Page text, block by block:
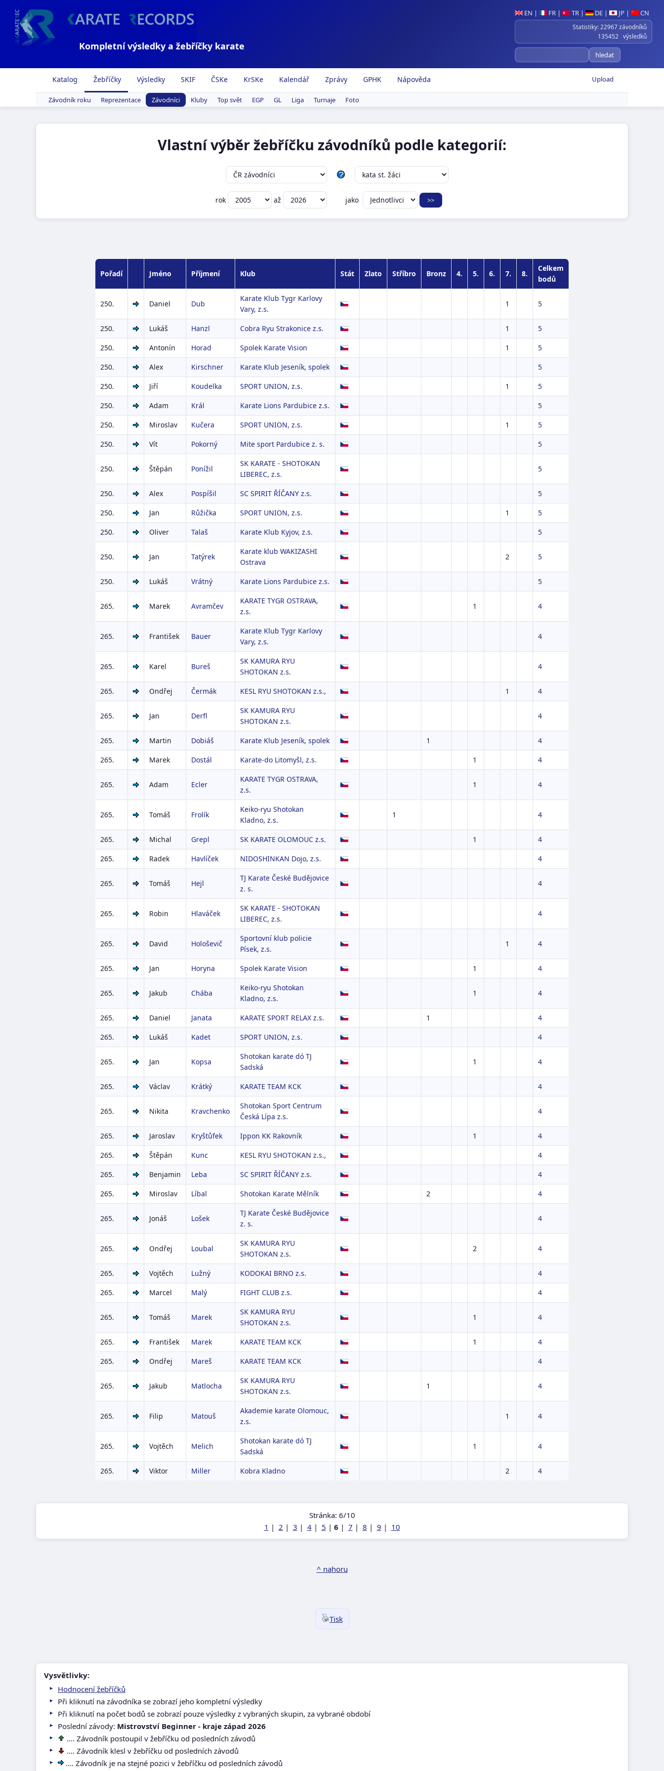
EN | FR | TR | DE | JP | CN
Statistiky: 22967 závodníků
135452 výsledků
Kompletní výsledky a žebříčky karate
Upload
Katalog Žebříčky Výsledky SKIF ČSKe KrSKe Kalendář Zprávy GPHK Nápověda
Závodník roku Reprezentace Závodníci Kluby Top svět EGP GL Liga Turnaje Foto
Vlastní výběr žebříčku závodníků podle kategorií:
rok až jako
Pořadí Jméno Příjmení Klub Stát Zlato Stříbro Bronz 4. 5. 6. 7. 8.
Celkem
bodů
250. Daniel Dub
Karate Klub Tygr Karlovy
Vary, z.s.
1 5
250. Lukáš Hanzl Cobra Ryu Strakonice z.s. 1 5
250. Antonín Horad Spolek Karate Vision 1 5
250. Alex Kirschner Karate Klub Jeseník, spolek 5
250. Jiří Koudelka SPORT UNION, z.s. 1 5
250. Adam Král Karate Lions Pardubice z.s. 5
250. Miroslav Kučera SPORT UNION, z.s. 1 5
250. Vít Pokorný Mite sport Pardubice z. s. 5
250. Štěpán Ponížil
SK KARATE - SHOTOKAN
LIBEREC, z.s.
5
250. Alex Pospíšil SC SPIRIT ŘÍČANY z.s. 5
250. Jan Růžička SPORT UNION, z.s. 1 5
250. Oliver Talaš Karate Klub Kyjov, z.s. 5
250. Jan Tatýrek
Karate klub WAKIZASHI
Ostrava
2 5
250. Lukáš Vrátný Karate Lions Pardubice z.s. 5
265. Marek Avramčev
KARATE TYGR OSTRAVA,
z.s.
1 4
265. František Bauer
Karate Klub Tygr Karlovy
Vary, z.s.
4
265. Karel Bureš
SK KAMURA RYU
SHOTOKAN z.s.
4
265. Ondřej Čermák KESL RYU SHOTOKAN z.s., 1 4
265. Jan Derfl
SK KAMURA RYU
SHOTOKAN z.s.
4
265. Martin Dobiáš Karate Klub Jeseník, spolek 1 4
265. Marek Dostál Karate-do Litomyšl, z.s. 1 4
265. Adam Ecler
KARATE TYGR OSTRAVA,
z.s.
1 4
265. Tomáš Frolík
Keiko-ryu Shotokan
Kladno, z.s.
1 4
265. Michal Grepl SK KARATE OLOMOUC z.s. 1 4
265. Radek Havlíček NIDOSHINKAN Dojo, z.s. 4
265. Tomáš Hejl
TJ Karate České Budějovice
z. s.
4
265. Robin Hlaváček
SK KARATE - SHOTOKAN
LIBEREC, z.s.
4
265. David Hološevič
Sportovní klub policie
Písek, z.s.
1 4
265. Jan Horyna Spolek Karate Vision 1 4
265. Jakub Chába
Keiko-ryu Shotokan
Kladno, z.s.
1 4
265. Daniel Janata KARATE SPORT RELAX z.s. 1 4
265. Lukáš Kadet SPORT UNION, z.s. 4
265. Jan Kopsa
Shotokan karate dó TJ
Sadská
1 4
265. Václav Krátký KARATE TEAM KCK 4
265. Nikita Kravchenko
Shotokan Sport Centrum
Česká Lípa z.s.
4
265. Jaroslav Kryštůfek Ippon KK Rakovník 1 4
265. Štěpán Kunc KESL RYU SHOTOKAN z.s., 4
265. Benjamin Leba SC SPIRIT ŘÍČANY z.s. 4
265. Miroslav Líbal Shotokan Karate Mělník 2 4
265. Jonáš Lošek
TJ Karate České Budějovice
z. s.
4
265. Ondřej Loubal
SK KAMURA RYU
SHOTOKAN z.s.
2 4
265. Vojtěch Lužný KODOKAI BRNO z.s. 4
265. Marcel Malý FIGHT CLUB z.s. 4
265. Tomáš Marek
SK KAMURA RYU
SHOTOKAN z.s.
1 4
265. František Marek KARATE TEAM KCK 1 4
265. Ondřej Mareš KARATE TEAM KCK 4
265. Jakub Matlocha
SK KAMURA RYU
SHOTOKAN z.s.
1 4
265. Filip Matouš
Akademie karate Olomouc,
z.s.
1 4
265. Vojtěch Melich
Shotokan karate dó TJ
Sadská
1 4
265. Viktor Miller Kobra Kladno 2 4
Stránka: 6/10
1 | 2 | 3 | 4| 5 | 6 | 7 | 8 | 9 | 10
^ nahoru
Tisk
Vysvětlivky:
Hodnocení žebříčků
Při kliknutí na závodníka se zobrazí jeho kompletní výsledky
Při kliknutí na počet bodů se zobrazí pouze výsledky z vybraných skupin, za vybrané období
Poslední závody: Mistrovství Beginner - kraje západ 2026
.... Závodník postoupil v žebříčku od posledních závodů
.... Závodník klesl v žebříčku od posledních závodů
.... Závodník je na stejné pozici v žebříčku od posledních závodů